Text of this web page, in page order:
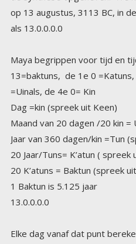
als 13.0.0.0.0
Maya begrippen voor tijd en
13=baktuns, de 1e 0
=Uinals, de 4e 0= Kin
Dag =kin (spreek uit Keen)
Maand van 20 dagen /20 kin =
Jaar van 360 dagen/kin =Tun
20 Jaar/Tuns= K’atun ( spreek
20 K’atuns = Baktun (spreek
1 Baktun is 5.125 jaar
13.0.0.0.0
Elke dag vanaf dat punt
zijn voorbijgegaan sinds het
de 5.125 jaar cyclus, heb je
13 Baktun telling, of de
duurt 394 jaar of 144.000
eigen historische leeftijd,
met een speciale